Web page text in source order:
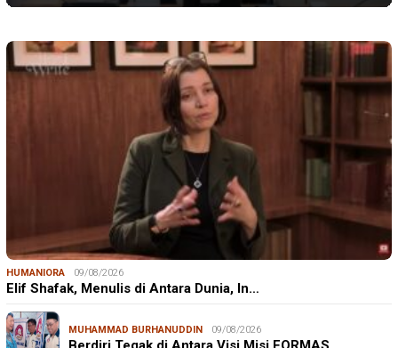
HUMANIORA 09/08/2026
Elif Shafak, Menulis di Antara Dunia, In…
MUHAMMAD BURHANUDDIN 09/08/2026